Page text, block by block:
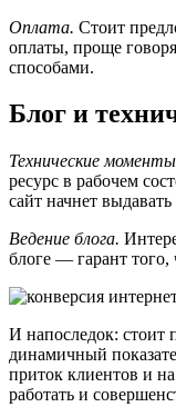
Оплата. Стоит
оплаты, проще
способами.
Блог и
Технические
ресурс в рабочем
сайт начнет
Ведение блога.
блоге — гарант того,
И напоследок: стоит
динамичный
приток клиентов и
работать и